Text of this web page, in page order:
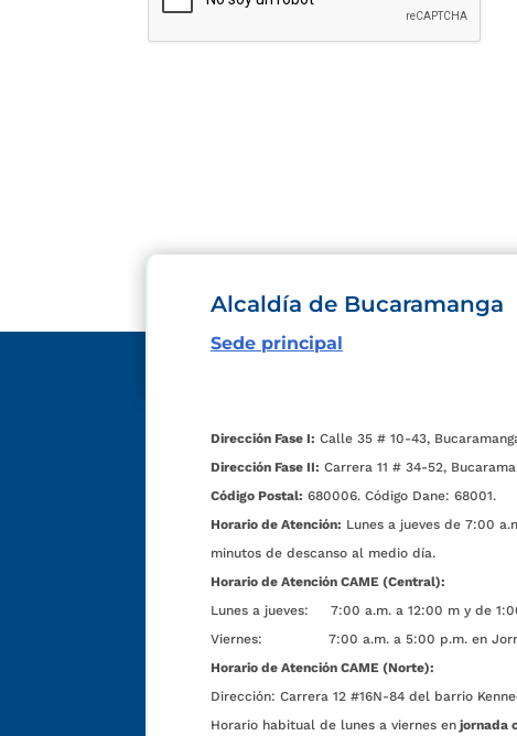
Alcaldía de Bucaramanga
Sede principal
Dirección Fase I: Calle 35 # 10-43,
Dirección Fase II: Carrera 11 # 34-52,
Código Postal: 680006. Código Dane: 68001.
Horario de Atención: Lunes a jueves de 7:00
minutos de descanso al medio día.
Horario de Atención CAME (Central):
Lunes a jueves: 7:00 a.m. a 12:00 m y de
Viernes: 7:00 a.m. a 5:00 p.m. en
Horario de Atención CAME (Norte):
Dirección: Carrera 12 #16N-84 del barrio
Horario habitual de lunes a viernes en jornada